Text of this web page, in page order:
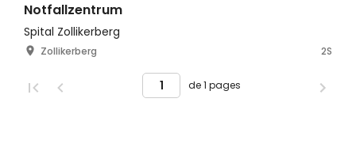
Notfallzentrum
Spital Zollikerberg
Zollikerberg 2S
de 1 pages